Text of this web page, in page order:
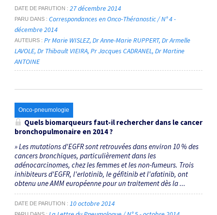
DATE DE PARUTION 27 décembre 2014
PARU DANS
Correspondances en Onco-Théranostic / N° 4 -
décembre 2014
AUTEURS Pr Marie WISLEZ Dr Anne-Marie RUPPERT Dr Armelle
LAVOLE Dr Thibault VIEIRA Pr Jacques CADRANEL Dr Martine
ANTOINE
Onco-pneumologie
Quels biomarqueurs faut-il rechercher dans le cancer
bronchopulmonaire en 2014 ?
» Les mutations d'EGFR sont retrouvées dans environ 10 % des
cancers bronchiques, particulièrement dans les
adénocarcinomes, chez les femmes et les non-fumeurs. Trois
inhibiteurs d'EGFR, l'erlotinib, le géfitinib et l'afatinib, ont
obtenu une AMM européenne pour un traitement dès la ...
DATE DE PARUTION 10 octobre 2014